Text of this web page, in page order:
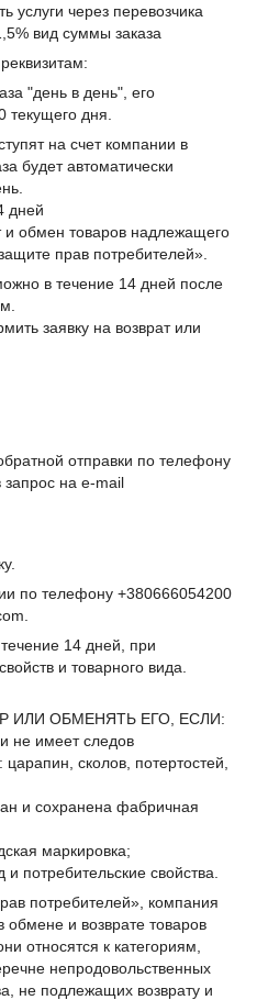
услуги через перевозчика
вид суммы заказа
"день в день", его
текущего дня.
на счет компании в
будет автоматически
дней
и обмен товаров надлежащего
прав потребителей».
в течение 14 дней после
заявку на возврат или
отправки по телефону
на e-mail
по телефону +380666054200
14 дней, при
и товарного вида.
ИЛИ ОБМЕНЯТЬ ЕГО, ЕСЛИ:
не имеет следов
сколов, потертостей,
и сохранена фабричная
маркировка;
потребительские свойства.
потребителей», компания
обмене и возврате товаров
относятся к категориям,
непродовольственных
не подлежащих возврату и